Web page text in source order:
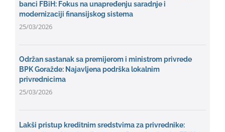
banci FBiH: Fokus na unapređenju saradnje i
modernizaciji finansijskog sistema
25/03/2026
Održan sastanak sa premijerom i ministrom privrede
BPK Goražde: Najavljena podrška lokalnim
privrednicima
25/03/2026
Lakši pristup kreditnim sredstvima za privrednike: